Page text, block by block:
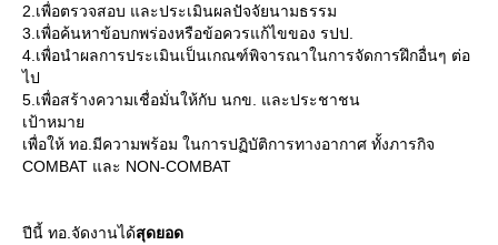
2.เพื่อตรวจสอบ และประเมินผลปัจจัยนามธรรม
3.เพื่อค้นหาข้อบกพร่องหรือข้อควรแก้ไขของ รปป.
4.เพื่อนำผลการประเมินเป็นเกณฑ์พิจารณาในการจัดการฝึกอื่นๆ ต่อ
ไป
5.เพื่อสร้างความเชื่อมั่นให้กับ นกข. และประชาชน
เป้าหมา
เพื่อให้ ทอ.มีความพร้อม ในการปฏิบัติการทางอากาศ ทั้งภารกิจ
COMBAT และ NON-COMBAT
ปีนี้ ทอ.จัดงานได้สุดยอด